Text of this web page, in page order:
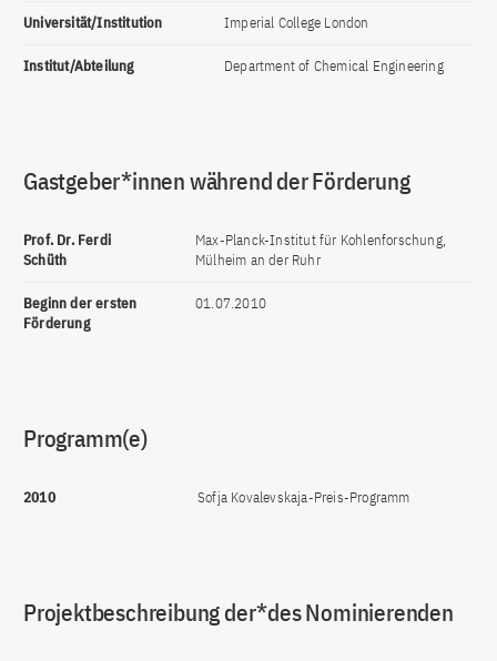
Universität/Institution Imperial College London
Institut/Abteilung Department of Chemical Engineering
Gastgeber*innen während der Förderung
Prof. Dr. Ferdi
Schüth
Max-Planck-Institut für Kohlenforschung,
Mülheim an der Ruhr
Beginn der ersten
Förderung
01.07.2010
Programm(e)
2010 Sofja Kovalevskaja-Preis-Programm
Projektbeschreibung der*des Nominierenden